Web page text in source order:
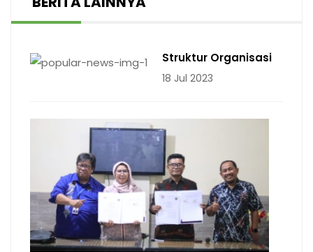
Struktur Organisasi
18 Jul 2023